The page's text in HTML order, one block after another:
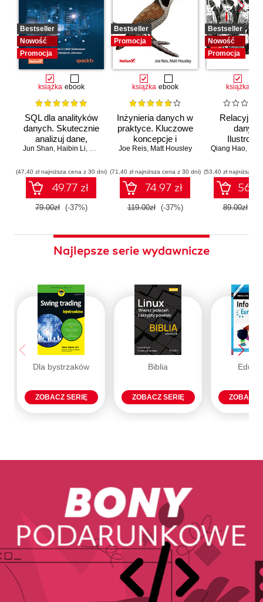
Bestseller
Nowość
Promocja
książka ebook
SQL dla analityków
danych. Skutecznie
analizuj dane,
wyciągaj
wnioski i opanuj
zaawansowany
SQL na potrzeby
praktycznych
zastosowań.
Jun Shan, Haibin Li, Matt Goldwasser,Upom Malik ,Benjamin Johnston
(47,40 zł najniższa cena z 30 dni)
49.77 zł
79.00zł (-37%)
Bestseller
Promocja
książka ebook
Inżynieria danych w
praktyce. Kluczowe
koncepcje i
najlepsze
Joe Reis, Matt Housley
(71,40 zł najniższa cena z 30 dni)
74.97 zł
119.00zł (-37%)
Bestseller
Nowość
Promocja
książka
Relacyjne
Qiang Hao,
(53,40 zł najniższa
89.00zł
Najlepsze serie wydawnicze
Dla bystrzaków
ZOBACZ SERIĘ
Biblia
ZOBACZ SERIĘ ZOBACZ